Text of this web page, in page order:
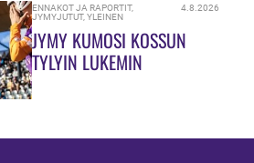
ENNAKOT JA RAPORTIT,
JYMYJUTUT,YLEINEN
4.8.2026
JYMY KUMOSI KOSSUN
TYLYIN LUKEMIN